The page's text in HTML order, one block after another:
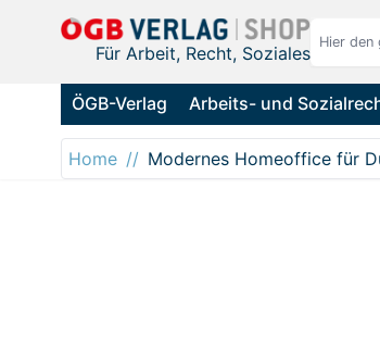
Direkt zum Inhalt
Für Arbeit, Recht, Soziales
ÖGB-Verlag Arbeits- und
Home Modernes Homeoffice für